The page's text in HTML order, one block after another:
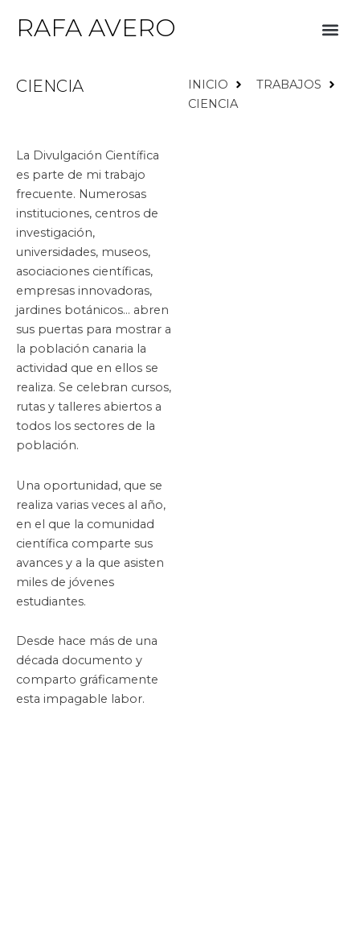
RAFA AVERO
CIENCIA INICIO
TRABAJOS
CIENCIA
La Divulgación Científica
es parte de mi trabajo
frecuente. Numerosas
instituciones, centros de
investigación,
universidades, museos,
asociaciones científicas,
empresas innovadoras,
jardines botánicos… abren
sus puertas para mostrar a
la población canaria la
actividad que en ellos se
realiza. Se celebran cursos,
rutas y talleres abiertos a
todos los sectores de la
población.
Una oportunidad, que se
realiza varias veces al año,
en el que la comunidad
científica comparte sus
avances y a la que asisten
miles de jóvenes
estudiantes.
Desde hace más de una
década documento y
comparto gráficamente
esta impagable labor.